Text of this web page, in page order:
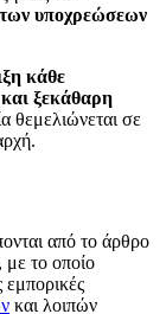
υποχρεώσεων
κάθε
ξεκάθαρη
θεμελιώνεται σε
από το άρθρο
το οποίο
και λοιπών